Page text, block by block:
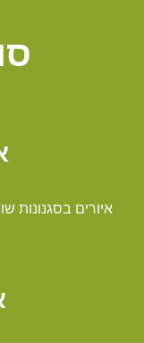
איורים בסגנונות